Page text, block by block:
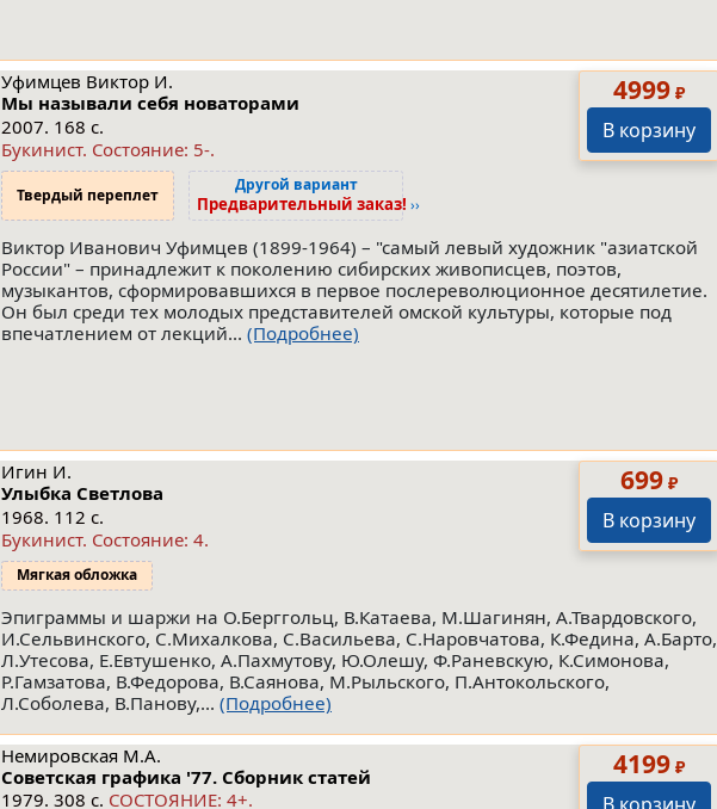
4999 ₽
В корзину
Уфимцев Виктор И.
Мы называли себя новаторами
2007. 168 с.
Букинист. Состояние: 5-.
Твердый переплет Другой вариант
Предварительный заказ! ››
Виктор Иванович Уфимцев (1899-1964) – "самый левый художник "азиатской
России" – принадлежит к поколению сибирских живописцев, поэтов,
музыкантов, сформировавшихся в первое послереволюционное десятилетие.
Он был среди тех молодых представителей омской культуры, которые под
впечатлением от лекций... (Подробнее)
699 ₽
В корзину
Игин И.
Улыбка Светлова
1968. 112 с.
Букинист. Состояние: 4.
Мягкая обложка
Эпиграммы и шаржи на О.Берггольц, В.Катаева, М.Шагинян, А.Твардовского,
И.Сельвинского, С.Михалкова, С.Васильева, С.Наровчатова, К.Федина, А.Барто,
Л.Утесова, Е.Евтушенко, А.Пахмутову, Ю.Олешу, Ф.Раневскую, К.Симонова,
Р.Гамзатова, В.Федорова, В.Саянова, М.Рыльского, П.Антокольского,
Л.Соболева, В.Панову,... (Подробнее)
4199 ₽
Немировская М.А.
Советская графика '77. Сборник статей
1979. 308 с. СОСТОЯНИЕ: 4+.